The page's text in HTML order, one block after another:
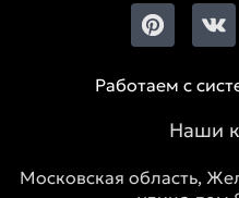
Работаем с
Наши
Московская область,